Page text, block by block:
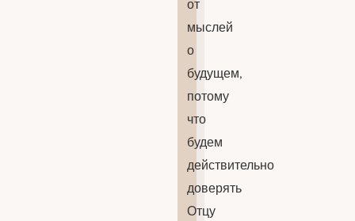
мыслей
о
будущем,
потому
что
будем
действительно
доверять
Отцу